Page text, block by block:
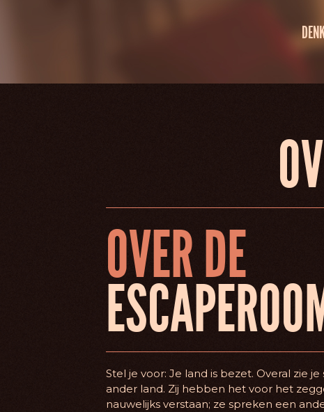
OVER DE
Stel je voor: Je land is bezet. Overal zie
ander land. Zij hebben het voor het
nauwelijks verstaan; ze spreken een